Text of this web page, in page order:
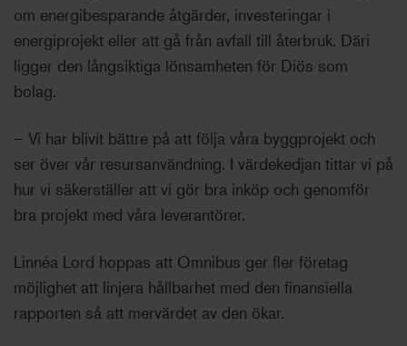
om energibesparande åtgärder, investeringar i
energiprojekt eller att gå från avfall till återbruk. Däri
ligger den långsiktiga lönsamheten för Diös som
bolag.
– Vi har ​​blivit bättre på att följa våra byggprojekt och
ser över vår resursanvändning. I värdekedjan tittar vi på
hur vi säkerställer att vi gör bra inköp och genomför
bra projekt med våra leverantörer.
Linnéa Lord hoppas att Omnibus ger fler företag
möjlighet att linjera hållbarhet med den finansiella
rapporten så att mervärdet av den ökar.